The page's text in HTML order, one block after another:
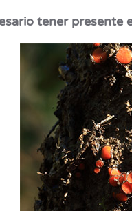
tener presente